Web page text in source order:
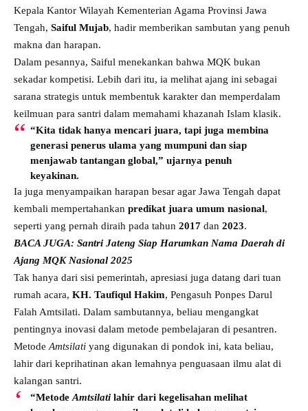
Kepala Kantor Wilayah Kementerian Agama Provinsi Jawa
Tengah, Saiful Mujab, hadir memberikan sambutan yang penuh
makna dan harapan.
Dalam pesannya, Saiful menekankan bahwa MQK bukan
sekadar kompetisi. Lebih dari itu, ia melihat ajang ini sebagai
sarana strategis untuk membentuk karakter dan memperdalam
keilmuan para santri dalam memahami khazanah Islam klasik.
“Kita tidak hanya mencari juara, tapi juga membina
generasi penerus ulama yang mumpuni dan siap
menjawab tantangan global,” ujarnya penuh
keyakinan.
Ia juga menyampaikan harapan besar agar Jawa Tengah dapat
kembali mempertahankan predikat juara umum nasional,
seperti yang pernah diraih pada tahun 2017 dan 2023.
BACA JUGA: Santri Jateng Siap Harumkan Nama Daerah di
Ajang MQK Nasional 2025
Tak hanya dari sisi pemerintah, apresiasi juga datang dari tuan
rumah acara, KH. Taufiqul Hakim, Pengasuh Ponpes Darul
Falah Amtsilati. Dalam sambutannya, beliau mengangkat
pentingnya inovasi dalam metode pembelajaran di pesantren.
MetodeAmtsilati yang digunakan di pondok ini, kata beliau,
lahir dari keprihatinan akan lemahnya penguasaan ilmu alat di
kalangan santri.
“MetodeAmtsilati lahir dari kegelisahan melihat